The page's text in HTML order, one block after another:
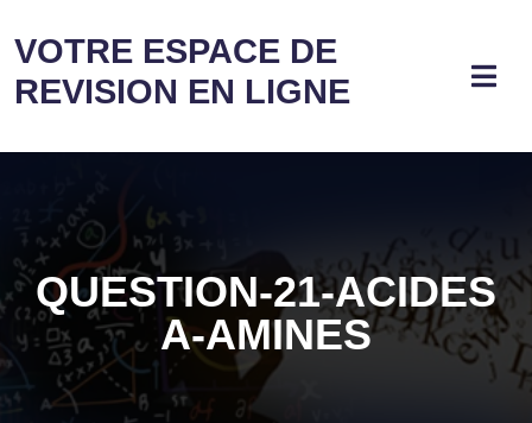
VOTRE ESPACE DE
REVISION EN LIGNE
QUESTION-21-ACIDES
Α-AMINES